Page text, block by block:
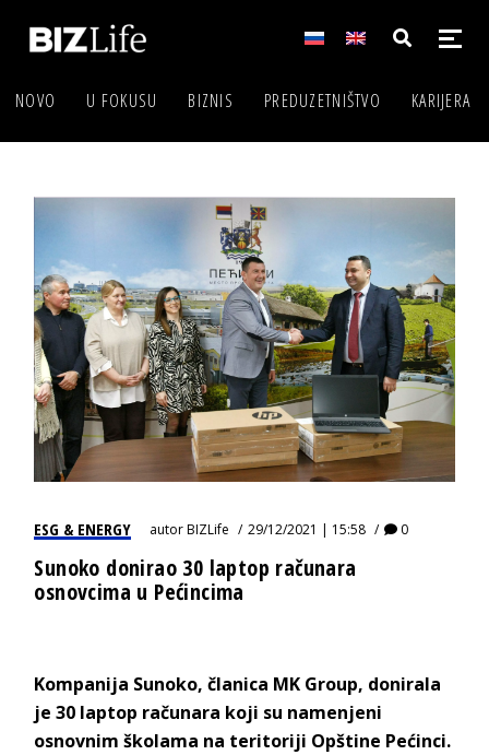
NOVO U FOKUSU BIZNIS PREDUZETNIŠTVO KARIJERA
ESG & ENERGY autorBIZLife 29/12/2021 | 15:58 0
Sunoko donirao 30 laptop računara
osnovcima u Pećincima
Kompanija Sunoko, članica MK Group, donirala
je 30 laptop računara koji su namenjeni
osnovnim školama na teritoriji Opštine Pećinci.